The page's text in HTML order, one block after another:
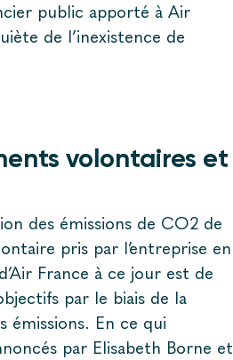
public apporté à Air
de l’inexistence de
volontaires et
des émissions de CO2 de
pris par l’entreprise en
France à ce jour est de
par le biais de la
émissions. En ce qui
par Elisabeth Borne et